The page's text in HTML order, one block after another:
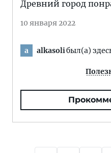
Древний город
10 января 2022
a alkasoliбыл(а)